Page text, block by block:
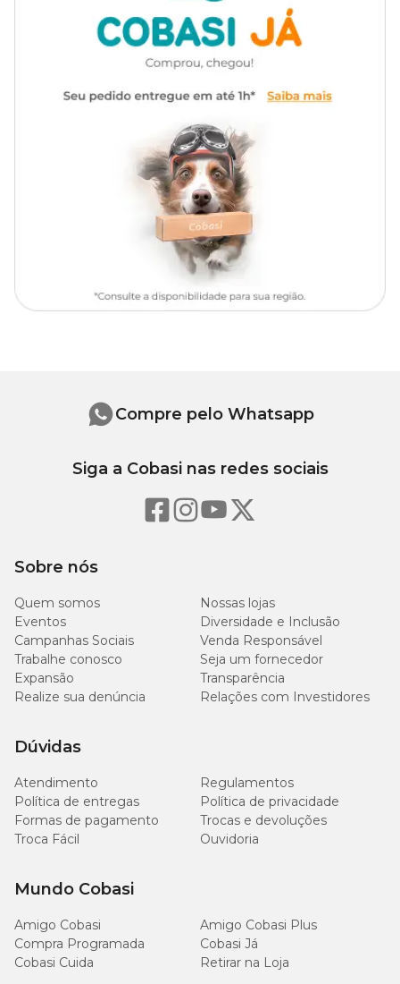
Diluir uma parte do Shampoo Vegano Forest Energy em uma
parte de água. Molhe a pelagem e aplique o produto,
massageando até formar uma espuma uniforme. Enxágue e, se
Forest Energy, com a mesma diluição do shampoo, enxágue e
A Megamazon é uma linha vegana de higiene e embelezamento
animal com formulação biodegradável, livres de parabenos e
corantes, com embalagens compactas e recicláveis.
Sobre nós
Quem somos
Nossas lojas
Eventos
Diversidade e Inclusão
Campanhas Sociais
Venda Responsável
Trabalhe conosco
Seja um fornecedor
Expansão
Transparência
Realize sua denúncia
Relações com Investidores
Dúvidas
Atendimento
Regulamentos
Política de entregas
Política de privacidade
Formas de pagamento
Trocas e devoluções
Troca Fácil
Ouvidoria
Mundo Cobasi
Amigo Cobasi
Amigo Cobasi Plus
Compra Programada
Cobasi Já
Cobasi Cuida
Retirar na Loja
Compre pelo Whatsapp
Siga a Cobasi nas redes sociais